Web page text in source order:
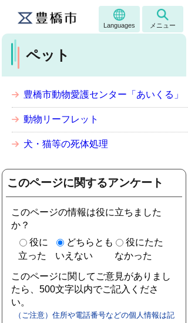
Languages メニュー
ペット
豊橋市動物愛護センター「あいくる」
動物リーフレット
犬・猫等の死体処理
このページに関するアンケート
このページの情報は役に立ちました
か？
役に
立った
どちらとも
いえない
役にたた
なかった
このページに関してご意見がありまし
たら、500文字以内でご記入くださ
い。
（ご注意）住所や電話番号などの個人情報は記